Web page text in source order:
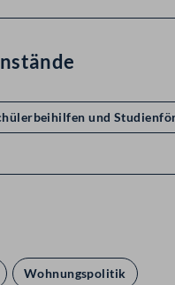
und
Wohnungspolitik